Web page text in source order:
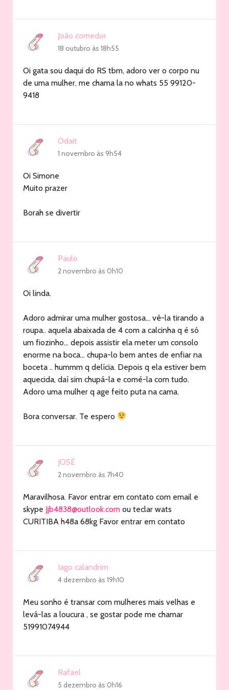
João comedor
18 outubro às 18h55
Oi gata sou daqui do RS tbm, adoro ver o corpo nu
de uma mulher, me chama la no whats 55 99120-
9418
Odait
1 novembro às 9h54
Oi Simone
Muito prazer
Borah se divertir
Paulo
2 novembro às 0h10
Oi linda.
Adoro admirar uma mulher gostosa… vê-la tirando a
roupa.. aquela abaixada de 4 com a calcinha q é só
um fiozinho… depois assistir ela meter um consolo
enorme na boca… chupa-lo bem antes de enfiar na
boceta .. hummm q delícia. Depois q ela estiver bem
aquecida, daí sim chupá-la e comé-la com tudo.
Adoro uma mulher q age feito puta na cama.
Bora conversar. Te espero
JOSÉ
2 novembro às 7h40
Maravilhosa. Favor entrar em contato com email e
skype Jjb4838@outlook.com ou teclar wats
CURITIBA h48a 68kg Favor entrar em contato
Iago calandrim
4 dezembro às 19h10
Meu sonho é transar com mulheres mais velhas e
levá-las a loucura , se gostar pode me chamar
51991074944
Rafael
5 dezembro às 0h16